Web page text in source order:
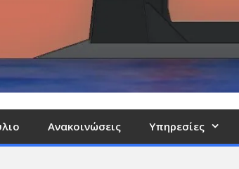
Ανακοινώσεις Υπηρεσίες